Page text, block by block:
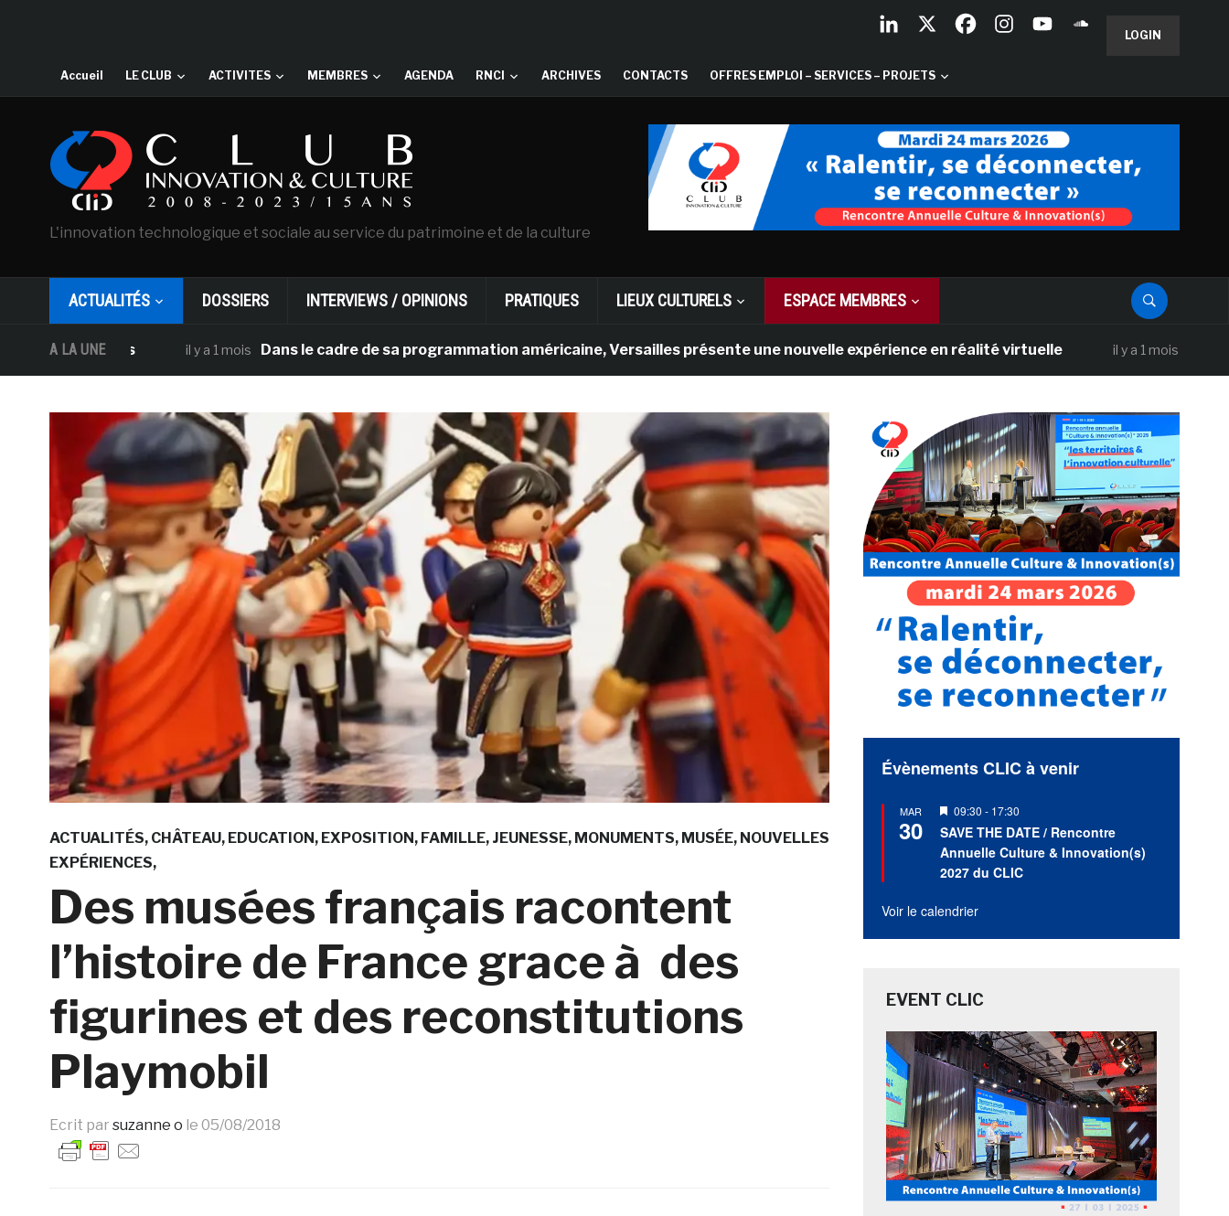
LOGIN
Accueil LE CLUB ACTIVITES MEMBRES AGENDA RNCI ARCHIVES CONTACTS OFFRES EMPLOI – SERVICES – PROJETS
L'innovation technologique et sociale au service du patrimoine et de la culture
ACTUALITÉS DOSSIERS INTERVIEWS / OPINIONS PRATIQUES LIEUX CULTURELS ESPACE MEMBRES
A LA UNE il y a 1 mois Dans le cadre de sa programmation américaine, Versailles présente une nouvelle expérience en réalité virtuelle il y a 1 mois Les Galeries
ACTUALITÉS CHÂTEAU EDUCATION EXPOSITION FAMILLE JEUNESSE MONUMENTS MUSÉE NOUVELLES
EXPÉRIENCES
Des musées français racontent
l’histoire de France grace à des
figurines et des reconstitutions
Playmobil
Ecrit par suzanne o le 05/08/2018
Évènements CLIC à venir
MAR
30
Mis
en
avant
09:30 - 17:30
SAVE THE DATE / Rencontre
Annuelle Culture & Innovation(s)
2027 du CLIC
Voir le calendrier
EVENT CLIC